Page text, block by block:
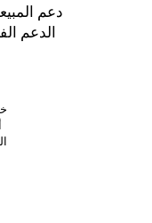
دعم
الدعم